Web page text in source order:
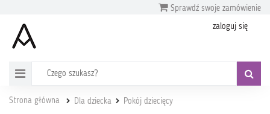
Sprawdź swoje zamówienie
zaloguj się
Strona główna Dla dziecka Pokój dziecięcy